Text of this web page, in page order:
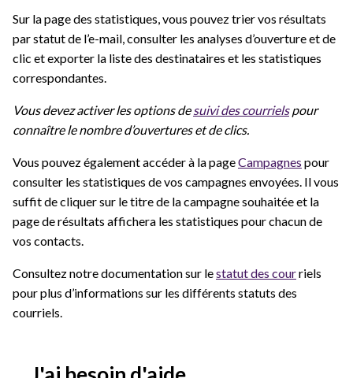
Sur la page des statistiques, vous pouvez trier vos résultats
par statut de l’e-mail, consulter les analyses d’ouverture et de
clic et exporter la liste des destinataires et les statistiques
correspondantes.
Vous devez activer les options desuivi des courrielspour
connaître le nombre d’ouvertures et de clics.
Vous pouvez également accéder à la pageCampagnes pour
consulter les statistiques de vos campagnes envoyées. Il vous
suffit de cliquer sur le titre de la campagne souhaitée et la
page de résultats affichera les statistiques pour chacun de
vos contacts.
Consultez notre documentation sur lestatut des courriels
pour plus d’informations sur les différents statuts des
courriels.